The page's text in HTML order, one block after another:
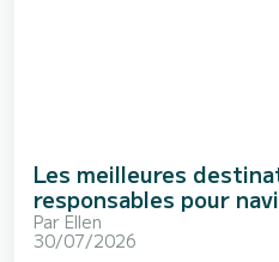
Les meilleures
responsables pour
Méditerranée
Par Ellen
30/07/2026